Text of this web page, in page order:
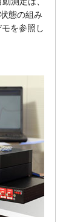
態の組み
を参照し